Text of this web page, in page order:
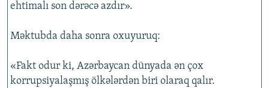
ehtimalı son dərəcə azdır».
Məktubda daha sonra oxuyuruq:
«Fakt odur ki, Azərbaycan dünyada ən çox
korrupsiyalaşmış ölkələrdən biri olaraq qalır.